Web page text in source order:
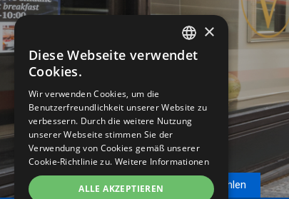
Reservierung Wir empfehlen
CZECH
GERMAN
×
Diese Webseite verwendet
Cookies.
Wir verwenden Cookies, um die
Benutzerfreundlichkeit unserer Website zu
verbessern. Durch die weitere Nutzung
unserer Webseite stimmen Sie der
Verwendung von Cookies gemäß unserer
Cookie-Richtlinie zu. Weitere Informationen
ALLE AKZEPTIEREN